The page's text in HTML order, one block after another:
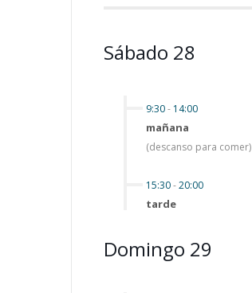
Sábado 28
9:30- 14:00
mañana
(descanso para comer)
15:30-20:00
tarde
Domingo 29